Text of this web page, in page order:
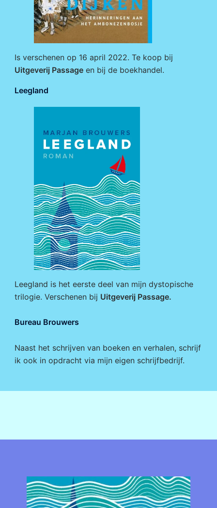
Is verschenen op 16 april 2022. Te koop bij
Uitgeverij Passage en bij de boekhandel.
Leegland
Leegland is het eerste deel van mijn dystopische
trilogie. Verschenen bij Uitgeverij Passage.
Bureau Brouwers
Naast het schrijven van boeken en verhalen, schrijf
ik ook in opdracht via mijn eigen schrijfbedrijf.